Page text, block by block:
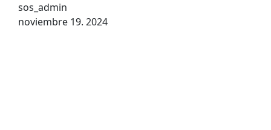
sos_admin
noviembre 19. 2024